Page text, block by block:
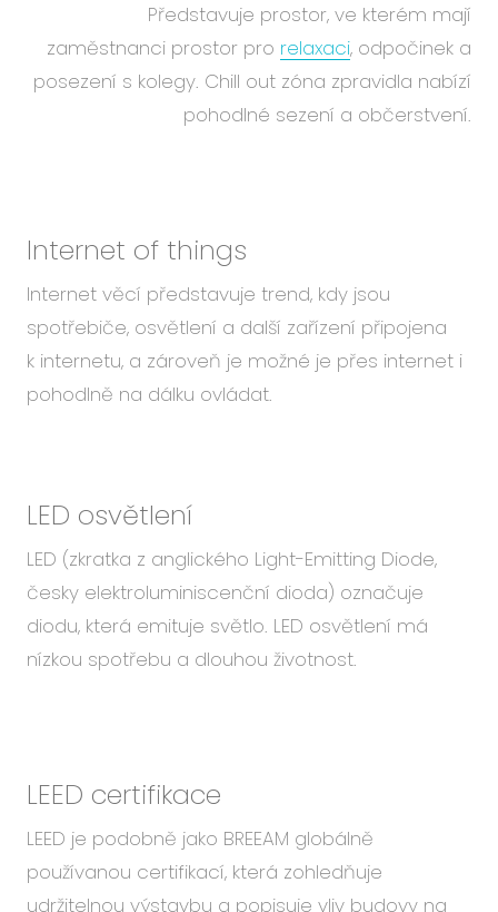
Představuje prostor, ve kterém mají
zaměstnanci prostor pro relaxaci, odpočinek a
posezení s kolegy. Chill out zóna zpravidla nabízí
pohodlné sezení a občerstvení.
Internet of things
Internet věcí představuje trend, kdy jsou
spotřebiče, osvětlení a další zařízení připojena
k internetu, a zároveň je možné je přes internet i
pohodlně na dálku ovládat.
LED osvětlení
LED (zkratka z anglického Light-Emitting Diode,
česky elektroluminiscenční dioda) označuje
diodu, která emituje světlo. LED osvětlení má
nízkou spotřebu a dlouhou životnost.
LEED certifikace
LEED je podobně jako BREEAM globálně
používanou certifikací, která zohledňuje
udržitelnou výstavbu a popisuje vliv budovy na